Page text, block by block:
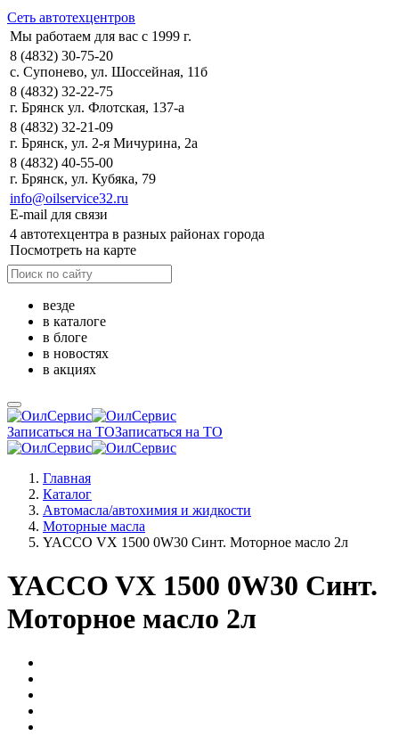
Сеть автотехцентров
Мы работаем для вас с 1999 г.
8 (4832) 30-75-20
с. Супонево, ул. Шоссейная, 11б
8 (4832) 32-22-75
г. Брянск ул. Флотская, 137-а
8 (4832) 32-21-09
г. Брянск, ул. 2-я Мичурина, 2а
8 (4832) 40-55-00
г. Брянск, ул. Кубяка, 79
info@oilservice32.ru
E-mail для связи
4 автотехцентра в разных районах города
Посмотреть на карте
везде
в каталоге
в блоге
в новостях
в акциях
Записаться на ТОЗаписаться на ТО
Главная
Каталог
Автомасла/автохимия и жидкости
Моторные масла
YACCO VX 1500 0W30 Синт. Моторное масло 2л
YACCO VX 1500 0W30 Синт.
Моторное масло 2л